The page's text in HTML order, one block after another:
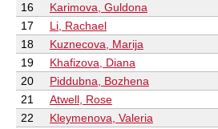
16
Karimova, Guldona
17
Li, Rachael
18
Kuznecova, Marija
19
Khafizova, Diana
20
Piddubna, Bozhena
21
Atwell, Rose
22
Kleymenova, Valeria